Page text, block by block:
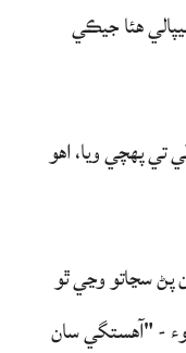
نيپالي هئا جيڪي
چوٽي تي پهچي ويا، اهو
پڻ سڃاتو وڃي ٿو
- "آهستگي سان